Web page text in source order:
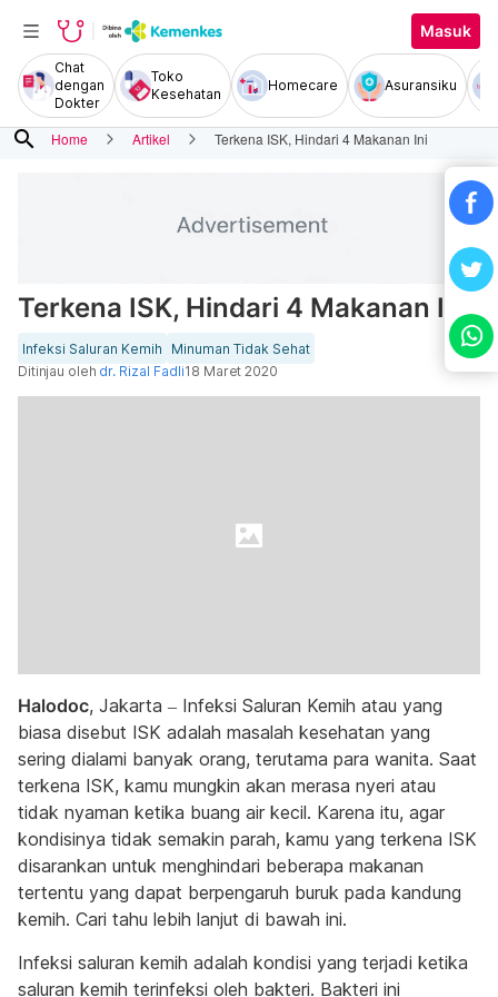
Masuk
Chat
dengan
Dokter
Toko
Kesehatan
Homecare Asuransiku
search Home Artikel Terkena ISK, Hindari 4 Makanan Ini
Terkena ISK, Hindari 4 Makanan Ini
Infeksi Saluran Kemih
Minuman Tidak Sehat
Ditinjau oleh dr. Rizal Fadli18 Maret 2020
Halodoc, Jakarta – Infeksi Saluran Kemih atau yang
biasa disebut ISK adalah masalah kesehatan yang
sering dialami banyak orang, terutama para wanita. Saat
terkena ISK, kamu mungkin akan merasa nyeri atau
tidak nyaman ketika buang air kecil. Karena itu, agar
kondisinya tidak semakin parah, kamu yang terkena ISK
disarankan untuk menghindari beberapa makanan
tertentu yang dapat berpengaruh buruk pada kandung
kemih. Cari tahu lebih lanjut di bawah ini.
Infeksi saluran kemih adalah kondisi yang terjadi ketika
saluran kemih terinfeksi oleh bakteri. Bakteri ini